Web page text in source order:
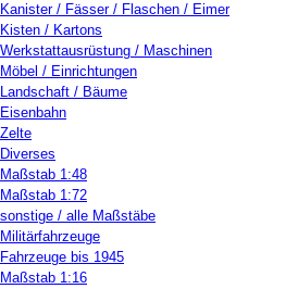
Kanister / Fässer / Flaschen / Eimer
Kisten / Kartons
Werkstattausrüstung / Maschinen
Möbel / Einrichtungen
Landschaft / Bäume
Eisenbahn
Zelte
Diverses
Maßstab 1:48
Maßstab 1:72
sonstige / alle Maßstäbe
Militärfahrzeuge
Fahrzeuge bis 1945
Maßstab 1:16